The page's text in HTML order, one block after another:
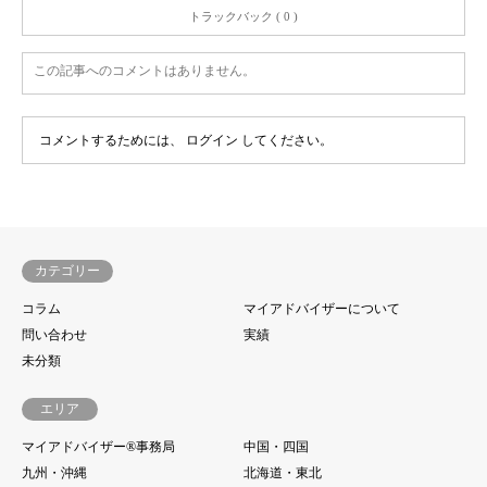
トラックバック ( 0 )
この記事へのコメントはありません。
コメントするためには、 ログイン してください。
カテゴリー
コラム
マイアドバイザーについて
問い合わせ
実績
未分類
エリア
マイアドバイザー®事務局
中国・四国
九州・沖縄
北海道・東北